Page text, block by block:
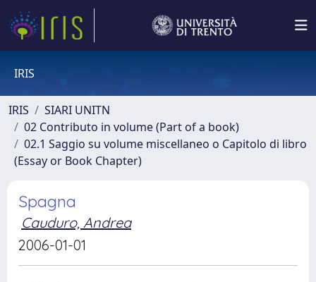
IRIS
IRIS
SIARI UNITN
02 Contributo in volume (Part of a book)
02.1 Saggio su volume miscellaneo o Capitolo di libro
(Essay or Book Chapter)
Spagna
Cauduro, Andrea
2006-01-01